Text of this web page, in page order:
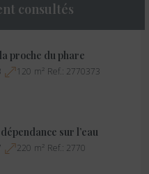
consultés
proche du phare
120 m² Ref.: 2770373
sur l’eau
220 m² Ref.: 2770